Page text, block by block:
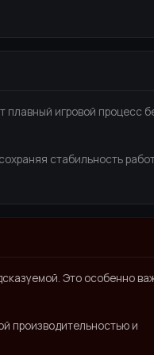
игровой процесс
стабильность
Это особенно
производительностью и